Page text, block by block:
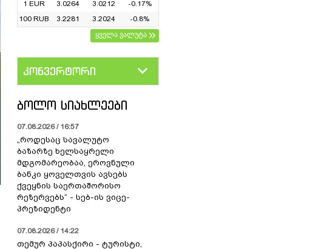
1 EUR
3.0264 3.0212
-0.17%
100 RUB
3.2281 3.2024
-0.8%
ყველა ვალუტა
კონვერტორი
ᲑᲝᲚᲝ ᲡᲘᲐᲮᲚᲔᲔᲑᲘ
07.08.2026 / 16:57
„როდესაც სავალუტო
ბაზარზე ხელსაყრელი
მდგომარეობაა, ეროვნული
ბანკი ყოველთვის ავსებს
ქვეყნის საერთაშორისო
რეზერვებს“ - სებ-ის ვიცე-
პრეზიდენტი
07.08.2026 / 14:22
თემურ პაპასქირი - ტურისტი,